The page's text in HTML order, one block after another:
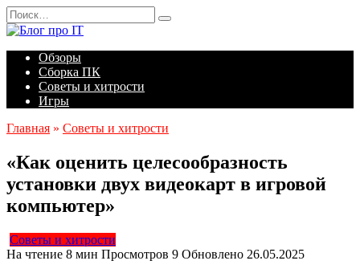
Перейти
к
содержанию
Search
for:
Обзоры
Сборка ПК
Советы и хитрости
Игры
Главная » Советы и хитрости
«Как оценить целесообразность
установки двух видеокарт в игровой
компьютер»
Советы и хитрости
На чтение 8 мин Просмотров 9 Обновлено 26.05.2025